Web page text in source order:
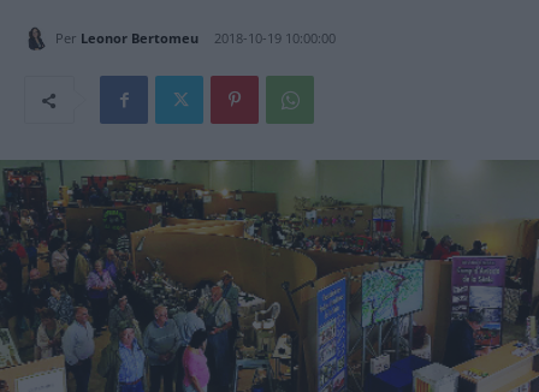
Per Leonor Bertomeu 2018-10-19 10:00:00